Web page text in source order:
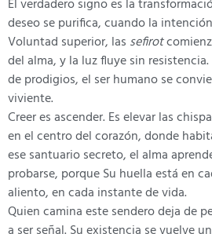
El verdadero signo es la
deseo se purifica, cuando la
Voluntad superior, las sefirot
del alma, y la luz fluye sin
de prodigios, el ser humano se
viviente.
Creer es ascender. Es elevar las
en el centro del corazón, donde
ese santuario secreto, el alma
probarse, porque Su huella está en
aliento, en cada instante de vida.
Quien camina este sendero deja de